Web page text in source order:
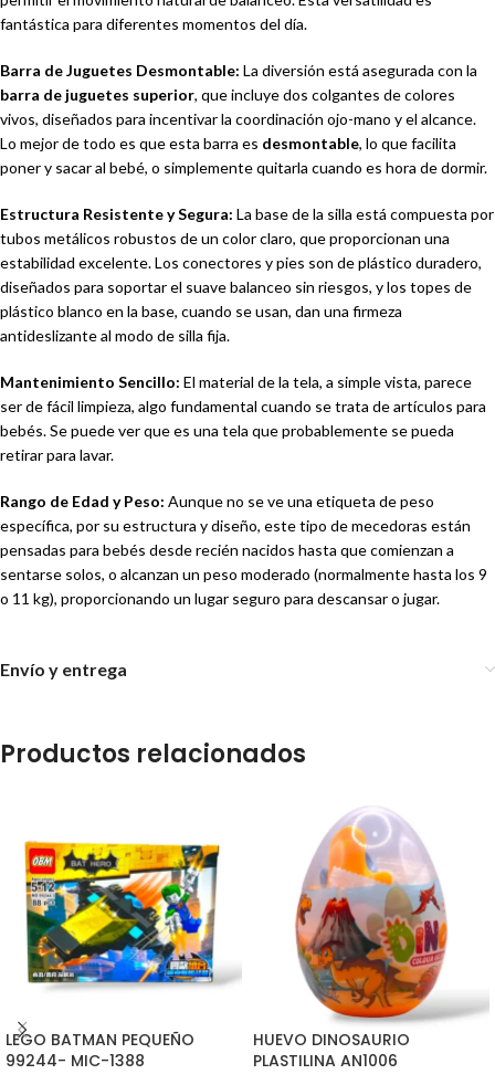
fantástica para diferentes momentos del día.
Barra de Juguetes Desmontable: La diversión está asegurada con la
barra de juguetes superior, que incluye dos colgantes de colores
vivos, diseñados para incentivar la coordinación ojo-mano y el alcance.
Lo mejor de todo es que esta barra es desmontable, lo que facilita
poner y sacar al bebé, o simplemente quitarla cuando es hora de dormir.
Estructura Resistente y Segura: La base de la silla está compuesta por
tubos metálicos robustos de un color claro, que proporcionan una
estabilidad excelente. Los conectores y pies son de plástico duradero,
diseñados para soportar el suave balanceo sin riesgos, y los topes de
plástico blanco en la base, cuando se usan, dan una firmeza
antideslizante al modo de silla fija.
Mantenimiento Sencillo: El material de la tela, a simple vista, parece
ser de fácil limpieza, algo fundamental cuando se trata de artículos para
bebés. Se puede ver que es una tela que probablemente se pueda
retirar para lavar.
Rango de Edad y Peso: Aunque no se ve una etiqueta de peso
específica, por su estructura y diseño, este tipo de mecedoras están
pensadas para bebés desde recién nacidos hasta que comienzan a
sentarse solos, o alcanzan un peso moderado (normalmente hasta los 9
o 11 kg), proporcionando un lugar seguro para descansar o jugar.
Envío y entrega
Productos relacionados
LEGO BATMAN PEQUEÑO
99244- MIC-1388
HUEVO DINOSAURIO
PLASTILINA AN1006